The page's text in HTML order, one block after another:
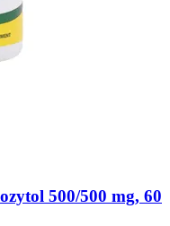
500/500 mg, 60